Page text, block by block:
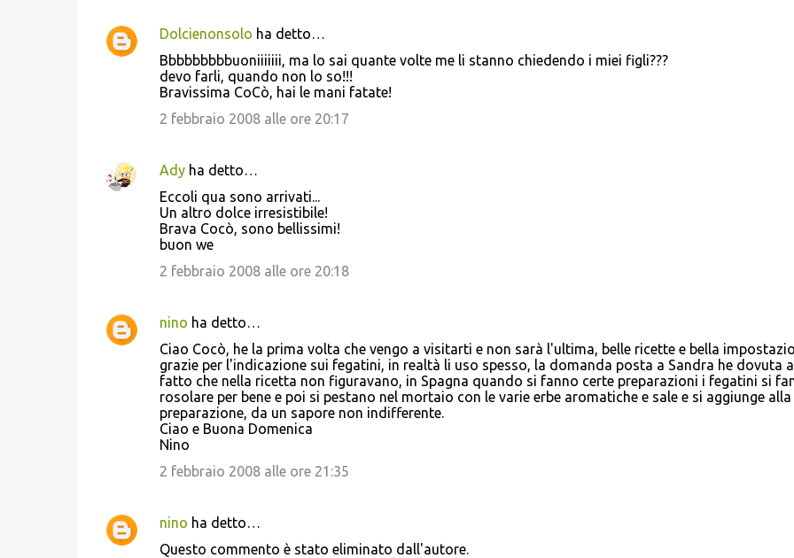
e
n
Dolcienonsolo ha detto…
Bbbbbbbbbuoniiiiiii, ma lo sai quante volte me li stanno chiedendo i miei figli???
devo farli, quando non lo so!!!
Bravissima CoCò, hai le mani fatate!
2 febbraio 2008 alle ore 20:17
Adyha detto…
Eccoli qua sono arrivati...
Un altro dolce irresistibile!
Brava Cocò, sono bellissimi!
buon we
2 febbraio 2008 alle ore 20:18
nino ha detto…
Ciao Cocò, he la prima volta che vengo a visitarti e non sarà l'ultima, belle ricette e bella
grazie per l'indicazione sui fegatini, in realtà li uso spesso, la domanda posta a Sandra he dovuta
fatto che nella ricetta non figuravano, in Spagna quando si fanno certe preparazioni i fegatini si
rosolare per bene e poi si pestano nel mortaio con le varie erbe aromatiche e sale e si aggiunge alla
preparazione, da un sapore non indifferente.
Ciao e Buona Domenica
Nino
2 febbraio 2008 alle ore 21:35
nino ha detto…
Questo commento è stato eliminato dall'autore.